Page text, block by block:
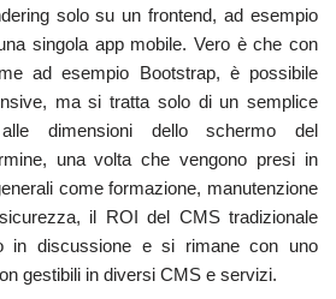
solo su un frontend, ad esempio
singola app mobile. Vero è che con
ad esempio Bootstrap, è possibile
ma si tratta solo di un semplice
dimensioni dello schermo del
una volta che vengono presi in
come formazione, manutenzione
il ROI del CMS tradizionale
in discussione e si rimane con uno
gestibili in diversi CMS e servizi.